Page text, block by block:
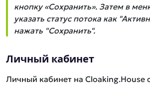
кнопку «Сохранить». Затем в
указать статус потока как
нажать "Сохранить".
Личный кабинет
Личный кабинет на Cloaking.House